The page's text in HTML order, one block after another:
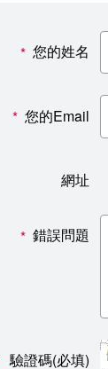
* 您的姓名
* 您的Email
網址
* 錯誤問題
驗證碼(必填)